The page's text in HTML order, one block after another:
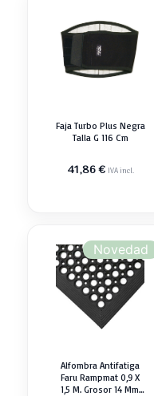
Faja Turbo Plus Negra
Talla G 116 Cm
41,86€ IVA incl.
Novedad
Alfombra Antifatiga
Faru Rampmat 0,9 X
1,5 M. Grosor 14 Mm.